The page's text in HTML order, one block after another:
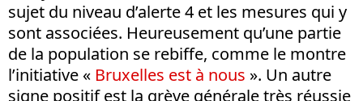
sujet du niveau d’alerte 4 et les mesures qui y
sont associées. Heureusement qu’une partie
de la population se rebiffe, comme le montre
l’initiative « Bruxelles est à nous ». Un autre
signe positif est la grève générale très réussie